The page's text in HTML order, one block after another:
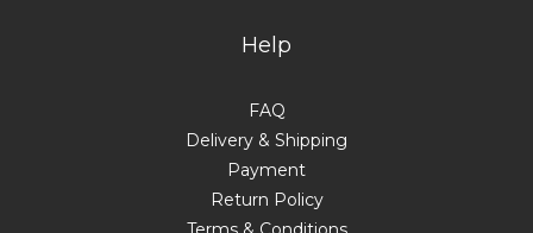
Help
FAQ
Delivery & Shipping
Payment
Return Policy